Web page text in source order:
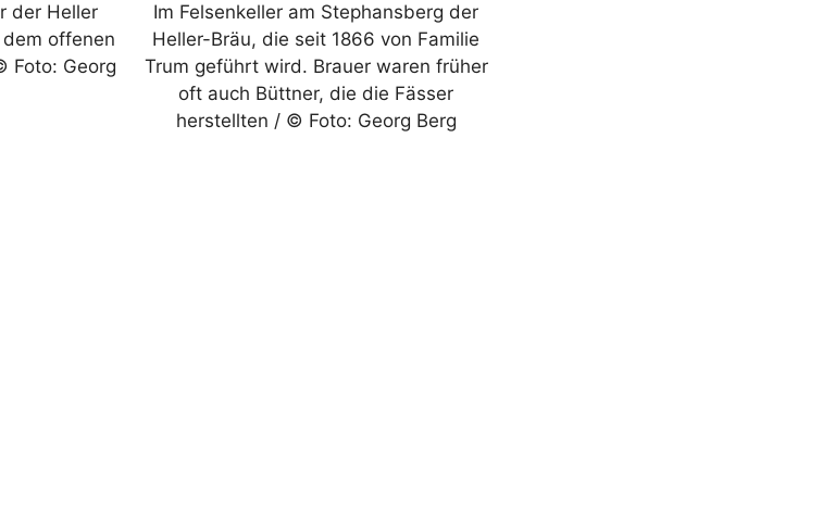
der Heller
offenen
Foto: Georg
Im Felsenkeller am Stephansberg der
Heller-Bräu, die seit 1866 von Familie
Trum geführt wird. Brauer waren früher
oft auch Büttner, die die Fässer
herstellten / © Foto: Georg Berg